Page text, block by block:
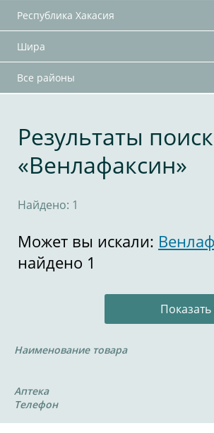
Республика Хакасия
Шира
Все районы
Результаты
«Венлафаксин»
Найдено: 1
Может вы искали:
найдено 1
Наименование товара
Аптека
Телефон